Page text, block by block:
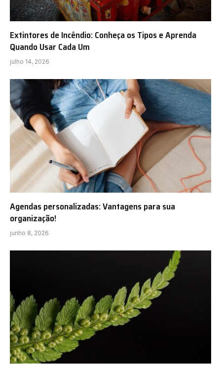
Extintores de Incêndio: Conheça os Tipos e Aprenda
Quando Usar Cada Um
julho 14, 2026
Agendas personalizadas: Vantagens para sua
organização!
junho 8, 2026